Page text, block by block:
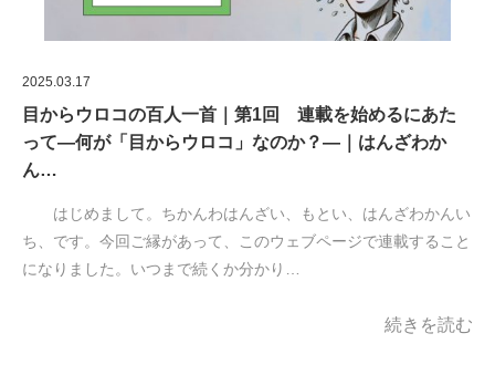
2025.03.17
目からウロコの百人一首｜第1回 連載を始めるにあた
って―何が「目からウロコ」なのか？―｜はんざわか
ん…
はじめまして。ちかんわはんざい、もとい、はんざわかんい
ち、です。今回ご縁があって、このウェブページで連載すること
になりました。いつまで続くか分かり…
続きを読む